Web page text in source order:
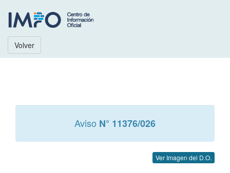
Volver
Aviso N° 11376/026
Ver Imagen del D.O.